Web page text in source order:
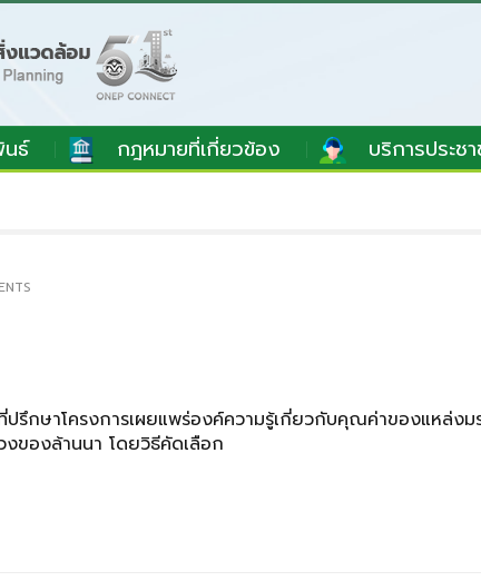
นธ์ กฎหมายที่เกี่ยวข้อง บริการประช
ที่ปรึกษาโครงการเผยแพร่องค์ความรู้เกี่ยวกับคุณค่าของแห
ของล้านนา โดยวิธีคัดเลือก